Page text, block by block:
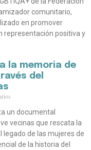
comunitario,
en promover
representación positiva y
la memoria de
del
un documental
vecinas que rescata la
legado de las mujeres de
de la historia del